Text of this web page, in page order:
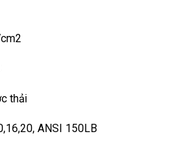
thải
ANSI 150LB